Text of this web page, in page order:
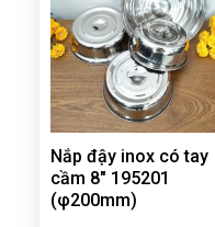
Nắp đậy inox có tay
cầm 8″ 195201
(φ200mm)